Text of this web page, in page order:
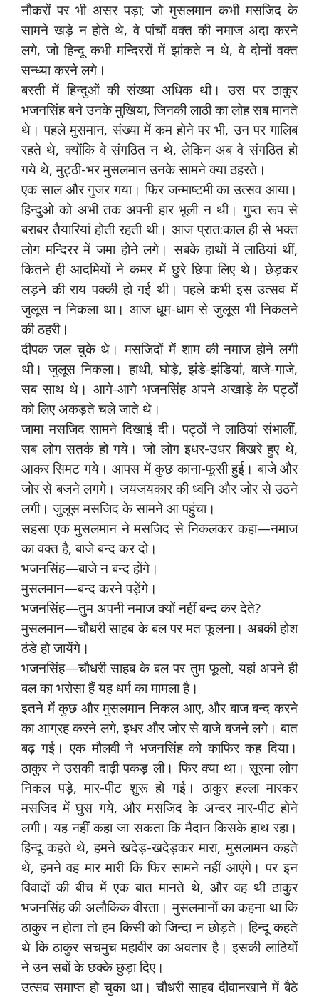
नौकरों पर भी असर पड़ा; जो मुसलमान कभी मसजिद के
सामने खड़े न होते थे, वे पांचों वक्त की नमाज अदा करने
लगे, जो हिन्दू कभी मन्दिररों में झांकते न थे, वे दोनों वक्त
सन्ध्या करने लगे।
बस्ती में हिन्दुओं की संख्या अधिक थी। उस पर ठाकुर
भजनसिंह बने उनके मुखिया, जिनकी लाठी का लोह सब मानते
थे। पहले मुसमान, संख्या में कम होने पर भी, उन पर गालिब
रहते थे, क्योंकि वे संगठित न थे, लेकिन अब वे संगठित हो
गये थे, मुट्ठी-भर मुसलमान उनके सामने क्या ठहरते।
एक साल और गुजर गया। फिर जन्माष्टमी का उत्सव आया।
हिन्दुओ को अभी तक अपनी हार भूली न थी। गुप्त रूप से
बराबर तैयारियां होती रहती थी। आज प्रात:काल ही से भक्त
लोग मन्दिरर में जमा होने लगे। सबके हाथों में लाठियां थीं,
कितने ही आदमियों ने कमर में छुरे छिपा लिए थे। छेड़कर
लड़ने की राय पक्की हो गई थी। पहले कभी इस उत्सव में
जुलूस न निकला था। आज धूम-धाम से जुलूस भी निकलने
की ठहरी।
दीपक जल चुके थे। मसजिदों में शाम की नमाज होने लगी
थी। जुलूस निकला। हाथी, घोड़े, झंडे-झंडियां, बाजे-गाजे,
सब साथ थे। आगे-आगे भजनसिंह अपने अखाड़े के पट्ठों
को लिए अकड़ते चले जाते थे।
जामा मसजिद सामने दिखाई दी। पट्ठों ने लाठियां संभालीं,
सब लोग सतर्क हो गये। जो लोग इधर-उधर बिखरे हुए थे,
आकर सिमट गये। आपस में कुछ काना-फूसी हुई। बाजे और
जोर से बजने लगगे। जयजयकार की ध्वनि और जोर से उठने
लगी। जुलूस मसजिद के सामने आ पहुंचा।
सहसा एक मुसलमान ने मसजिद से निकलकर कहा—नमाज
का वक्त है, बाजे बन्द कर दो।
भजनसिंह—बाजे न बन्द होंगे।
मुसलमान—बन्द करने पड़ेंगे।
भजनसिंह—तुम अपनी नमाज क्यों नहीं बन्द कर देते?
मुसलमान—चौधरी साहब के बल पर मत फूलना। अबकी होश
ठंडे हो जायेंगे।
भजनसिंह—चौधरी साहब के बल पर तुम फूलो, यहां अपने ही
बल का भरोसा हैं यह धर्म का मामला है।
इतने में कुछ और मुसलमान निकल आए, और बाज बन्द करने
का आग्रह करने लगे, इधर और जोर से बाजे बजने लगे। बात
बढ़ गई। एक मौलवी ने भजनसिंह को काफिर कह दिया।
ठाकुर ने उसकी दाढ़ी पकड़ ली। फिर क्या था। सूरमा लोग
निकल पड़े, मार-पीट शुरू हो गई। ठाकुर हल्ला मारकर
मसजिद में घुस गये, और मसजिद के अन्दर मार-पीट होने
लगी। यह नहीं कहा जा सकता कि मैदान किसके हाथ रहा।
हिन्दू कहते थे, हमने खदेड़-खदेड़कर मारा, मुसलामन कहते
थे, हमने वह मार मारी कि फिर सामने नहीं आएंगे। पर इन
विवादों की बीच में एक बात मानते थे, और वह थी ठाकुर
भजनसिंह की अलौकिक वीरता। मुसलमानों का कहना था कि
ठाकुर न होता तो हम किसी को जिन्दा न छोड़ते। हिन्दू कहते
थे कि ठाकुर सचमुच महावीर का अवतार है। इसकी लाठियों
ने उन सबों के छक्के छुड़ा दिए।
उत्सव समाप्त हो चुका था। चौधरी साहब दीवानखाने में बैठे